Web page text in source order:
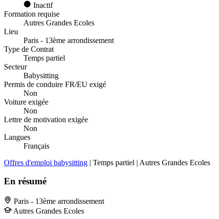
Inactif
Formation requise
Autres Grandes Ecoles
Lieu
Paris - 13ème arrondissement
Type de Contrat
Temps partiel
Secteur
Babysitting
Permis de conduire FR/EU exigé
Non
Voiture exigée
Non
Lettre de motivation exigée
Non
Langues
Français
Offres d'emploi babysitting | Temps partiel | Autres Grandes Ecoles
En résumé
Paris - 13ème arrondissement
Autres Grandes Ecoles